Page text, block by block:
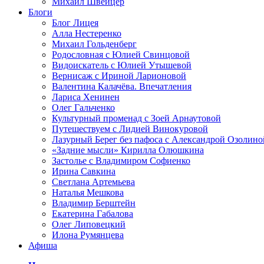
Блоги
Блог Лицея
Алла Нестеренко
Михаил Гольденберг
Родословная с Юлией Свинцовой
Видоискатель с Юлией Утышевой
Вернисаж с Ириной Ларионовой
Валентина Калачёва. Впечатления
Лариса Хенинен
Олег Гальченко
Культурный променад с Зоей Арнаутовой
Путешествуем с Лидией Винокуровой
Лазурный Берег без пафоса с Александрой
«Задние мысли» Кирилла Олюшкина
Застолье с Владимиром Софиенко
Ирина Савкина
Светлана Артемьева
Наталья Мешкова
Владимир Берштейн
Екатерина Габалова
Олег Липовецкий
Илона Румянцева
Афиша